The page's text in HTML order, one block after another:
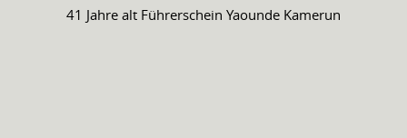
41 Jahre alt Führerschein Yaounde Kamerun